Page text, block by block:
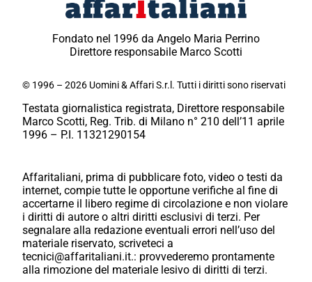
Fondato nel 1996 da Angelo Maria Perrino
Direttore responsabile Marco Scotti
© 1996 – 2026 Uomini & Affari S.r.l. Tutti i diritti sono riservati
Testata giornalistica registrata, Direttore responsabile
Marco Scotti, Reg. Trib. di Milano n° 210 dell’11 aprile
1996 – P.I. 11321290154
Affaritaliani, prima di pubblicare foto, video o testi da
internet, compie tutte le opportune verifiche al fine di
accertarne il libero regime di circolazione e non violare
i diritti di autore o altri diritti esclusivi di terzi. Per
segnalare alla redazione eventuali errori nell’uso del
materiale riservato, scriveteci a
tecnici@affaritaliani.it.: provvederemo prontamente
alla rimozione del materiale lesivo di diritti di terzi.